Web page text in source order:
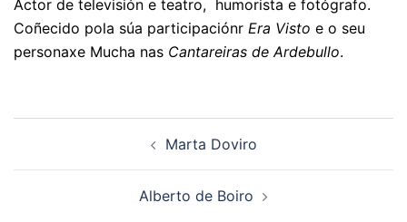
Actor de televisión e teatro, humorista e fotógrafo.
Coñecido pola súa participaciónr Era Visto e o seu
personaxe Mucha nas Cantareiras de Ardebullo.
Marta Doviro
Alberto de Boiro